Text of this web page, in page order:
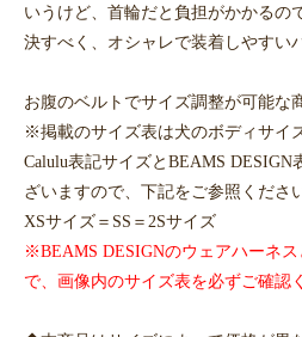
いうけど、首輪だと負担がかかるの
決すべく、オシャレで装着しやすい
お腹のベルトでサイズ調整が可能な
※掲載のサイズ表は犬のボディサイ
Calulu表記サイズとBEAMS
ざいますので、下記をご参照くださ
XSサイズ＝SS＝2Sサイズ
※BEAMS DESIGNのウェアハーネ
で、画像内のサイズ表を必ずご確認